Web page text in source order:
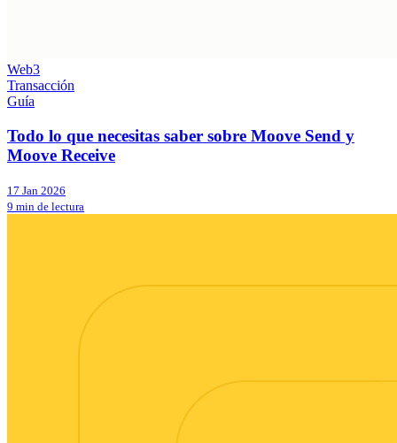
Web3
Transacción
Guía
Todo lo que necesitas saber sobre Moove Send y
Moove Receive
17 Jan 2026
9 min de lectura